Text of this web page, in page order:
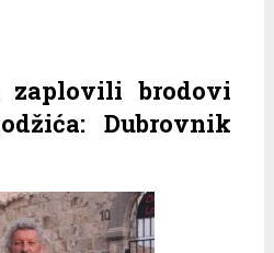
zaplovili brodovi
Dubrovnik